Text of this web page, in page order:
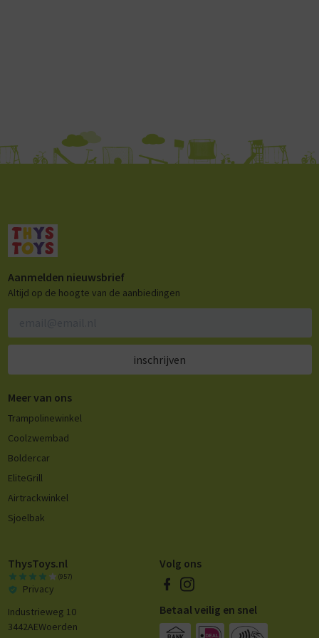
Aanmelden nieuwsbrief
Altijd op de hoogte van de aanbiedingen
inschrijven
Meer van ons
Trampolinewinkel
Coolzwembad
Boldercar
EliteGrill
Airtrackwinkel
Sjoelbak
ThysToys.nl
(957)
Privacy
Industrieweg 10
3442AEWoerden
Volg ons
Betaal veilig en snel